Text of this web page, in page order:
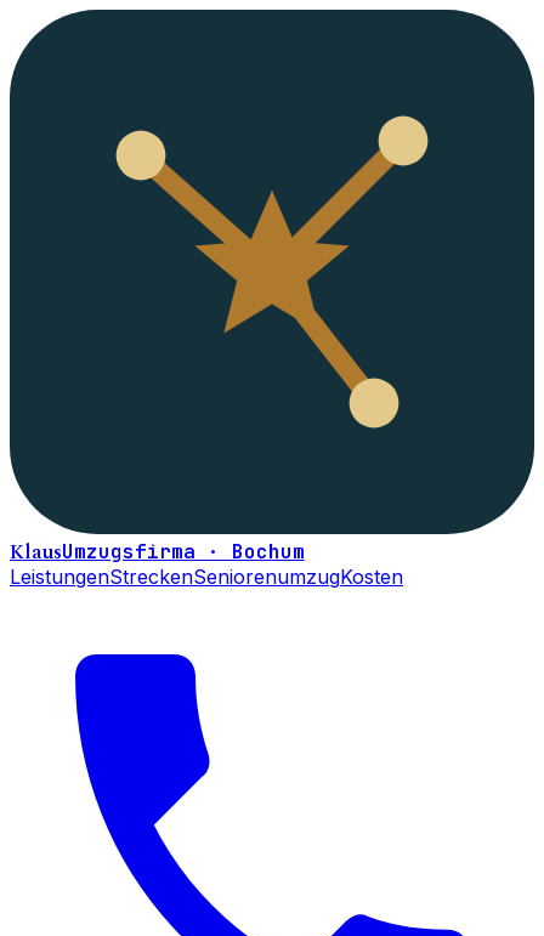
KlausUmzugsfirma · Bochum
LeistungenStreckenSeniorenumzugKosten